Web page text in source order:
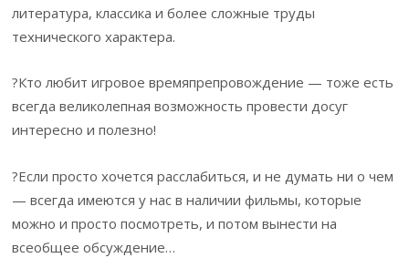
литература, классика и более сложные труды
технического характера.
?Кто любит игровое времяпрепровождение — тоже есть
всегда великолепная возможность провести досуг
интересно и полезно!
?Если просто хочется расслабиться, и не думать ни о чем
— всегда имеются у нас в наличии фильмы, которые
можно и просто посмотреть, и потом вынести на
всеобщее обсуждение…